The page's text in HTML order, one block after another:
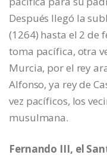
Después llegó la
(1264) hasta el 2 de
toma pacífica, otra
Murcia, por el rey
Alfonso, ya rey de
vez pacíficos, los
musulmana.
Fernando III, el